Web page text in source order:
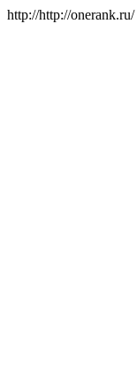
http://http://onerank.ru/